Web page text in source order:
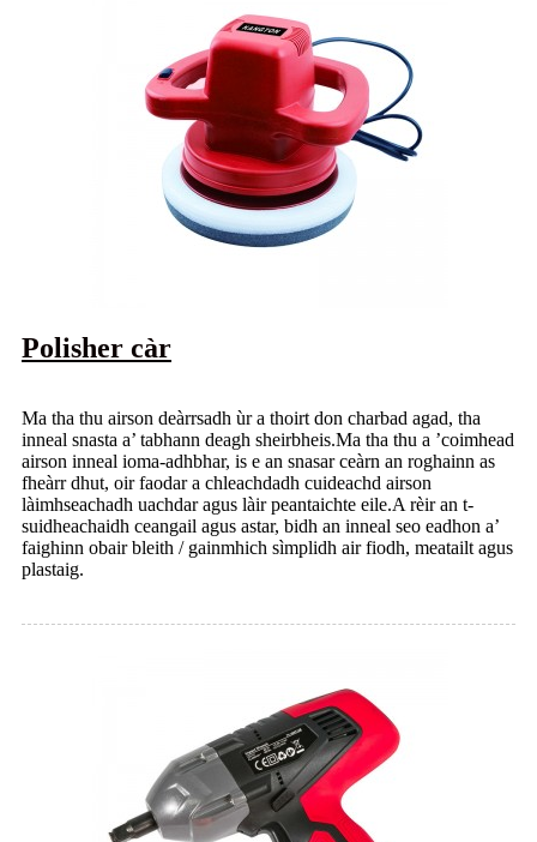
Polisher càr
Ma tha thu airson deàrrsadh ùr a thoirt don charbad agad, tha
inneal snasta a’ tabhann deagh sheirbheis.Ma tha thu a ’coimhead
airson inneal ioma-adhbhar, is e an snasar ceàrn an roghainn as
fheàrr dhut, oir faodar a chleachdadh cuideachd airson
làimhseachadh uachdar agus làir peantaichte eile.A rèir an t-
suidheachaidh ceangail agus astar, bidh an inneal seo eadhon a’
faighinn obair bleith / gainmhich sìmplidh air fiodh, meatailt agus
plastaig.